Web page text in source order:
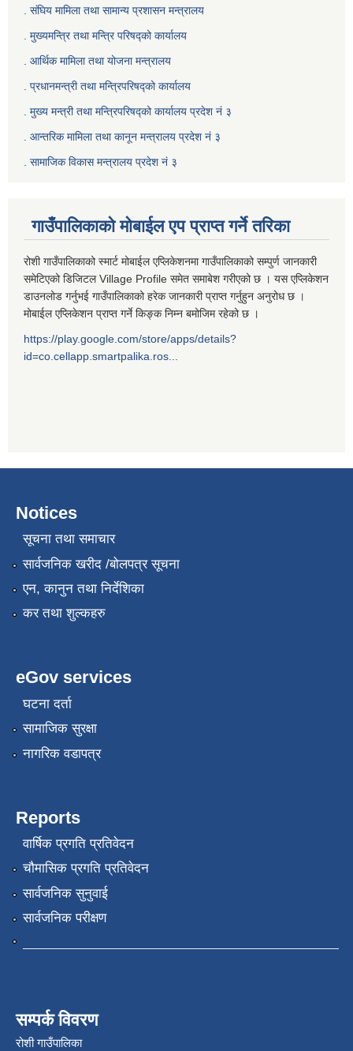
. संघिय मामिला तथा सामान्य प्रशासन मन्त्रालय
. मुख्यमन्त्रि तथा मन्त्रि परिषद्को कार्यालय
. आर्थिक मामिला तथा योजना मन्त्रालय
. प्रधानमन्त्री तथा मन्त्रिपरिषद्को कार्यालय
मुख्य मन्त्री तथा मन्त्रिपरिषद्को कार्यालय प्रदेश नं ३
आन्तरिक मामिला तथा कानून मन्त्रालय प्रदेश नं ३
सामाजिक विकास मन्त्रालय प्रदेश नं ३
गाउँपालिकाको मोबाईल एप प्राप्त गर्ने तरिका
रोशी गाउँपालिकाको स्मार्ट मोबाईल एप्लिकेशनमा गाउँपालिकाको सम्पुर्ण जानकारी
समेटिएको डिजिटल Village Profile समेत समाबेश गरीएको छ । यस एप्लिकेशन
डाउनलोड गर्नुभई गाउँपालिकाको हरेक जानकारी प्राप्त गर्नुहुन अनुरोध छ ।
मोबाईल एप्लिकेशन प्राप्त गर्ने किङ्क निम्न बमोजिम रहेको छ ।
https://play.google.com/store/apps/details?
id=co.cellapp.smartpalika.ros...
Notices
सूचना तथा समाचार
सार्वजनिक खरीद /बोलपत्र सूचना
एन, कानुन तथा निर्देशिका
कर तथा शुल्कहरु
eGov services
घटना दर्ता
सामाजिक सुरक्षा
नागरिक वडापत्र
Reports
वार्षिक प्रगति प्रतिवेदन
चौमासिक प्रगति प्रतिवेदन
सार्वजनिक सुनुवाई
सार्वजनिक परीक्षण
सम्पर्क विवरण
रोशी गाउँपालिका